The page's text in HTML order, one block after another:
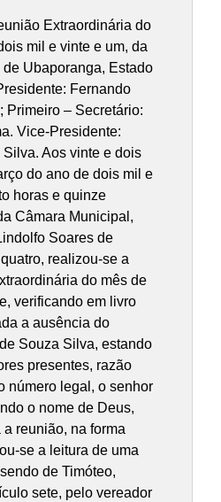
Extraordinária do
mil e vinte e um, da
Ubaporanga, Estado
Fernando
Primeiro – Secretário:
Vice-Presidente:
Aos vinte e dois
do ano de dois mil e
horas e quinze
Câmara Municipal,
Soares de
realizou-se a
do mês de
verificando em livro
a ausência do
Souza Silva, estando
presentes, razão
número legal, o senhor
o nome de Deus,
reunião, na forma
se a leitura de uma
de Timóteo,
sete, pelo vereador